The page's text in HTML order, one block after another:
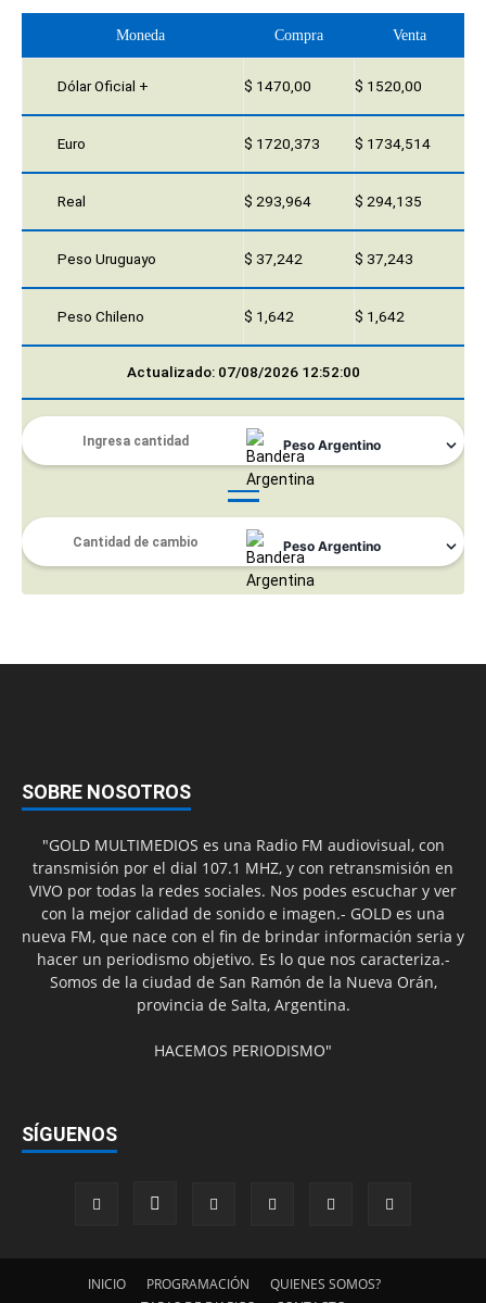
Moneda Compra Venta
Dólar Oficial + $ 1470,00 $ 1520,00
Euro $ 1720,373 $ 1734,514
Real $ 293,964 $ 294,135
Peso Uruguayo $ 37,242 $ 37,243
Peso Chileno $ 1,642 $ 1,642
Actualizado: 07/08/2026 12:52:00
SOBRE NOSOTROS
"GOLD MULTIMEDIOS es una Radio FM audiovisual, con
transmisión por el dial 107.1 MHZ, y con retransmisión en
VIVO por todas la redes sociales. Nos podes escuchar y ver
con la mejor calidad de sonido e imagen.- GOLD es una
nueva FM, que nace con el fin de brindar información seria y
hacer un periodismo objetivo. Es lo que nos caracteriza.-
Somos de la ciudad de San Ramón de la Nueva Orán,
provincia de Salta, Argentina.
HACEMOS PERIODISMO"
SÍGUENOS
INICIO PROGRAMACIÓN
QUIENES SOMOS?